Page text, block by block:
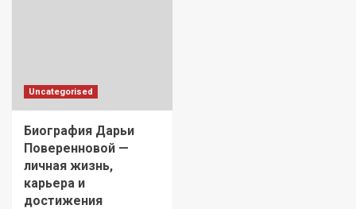
Uncategorised
Биография Дарьи
Поверенновой —
личная жизнь,
карьера и
достижения